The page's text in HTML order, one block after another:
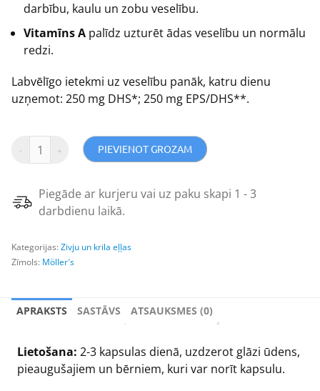
darbību, kaulu un zobu veselību.
Vitamīns A palīdz uzturēt ādas veselību un normālu
redzi.
Labvēlīgo ietekmi uz veselību panāk, katru dienu
uzņemot: 250 mg DHS*; 250 mg EPS/DHS**.
PIEVIENOT GROZAM
Piegāde ar kurjeru vai uz paku skapi 1 - 3
darbdienu laikā.
Kategorijas: Zivju un krila eļļas
Zīmols: Möller′s
APRAKSTS SASTĀVS ATSAUKSMES (0)
Lietošana: 2-3 kapsulas dienā, uzdzerot glāzi ūdens,
pieaugušajiem un bērniem, kuri var norīt kapsulu.